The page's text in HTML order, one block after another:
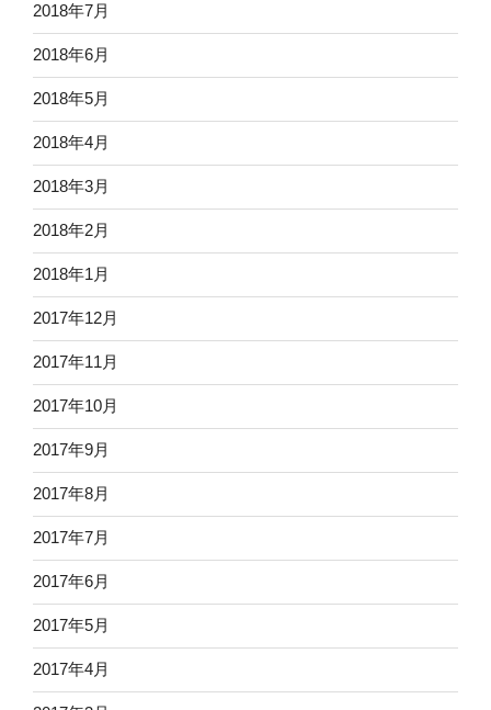
2018年7月
2018年6月
2018年5月
2018年4月
2018年3月
2018年2月
2018年1月
2017年12月
2017年11月
2017年10月
2017年9月
2017年8月
2017年7月
2017年6月
2017年5月
2017年4月